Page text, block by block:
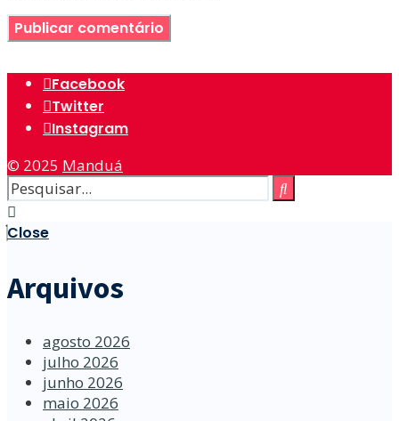
Facebook
Twitter
Instagram
© 2025 Manduá
Close
Arquivos
agosto 2026
julho 2026
junho 2026
maio 2026